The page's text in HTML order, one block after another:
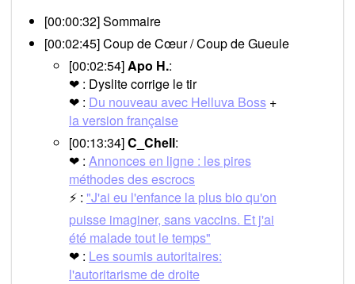
[00:00:32] Sommaire
[00:02:45] Coup de Cœur / Coup de Gueule
[00:02:54]Apo H.:
❤ : Dyslite corrige le tir
❤ : Du nouveau avec Helluva Boss +
la version française
[00:13:34]C_Chell:
❤ : Annonces en ligne : les pires
méthodes des escrocs
⚡ : "J'ai eu l'enfance la plus bio qu'on
puisse imaginer, sans vaccins. Et j'ai
été malade tout le temps"
❤ : Les soumis autoritaires:
l'autoritarisme de droite